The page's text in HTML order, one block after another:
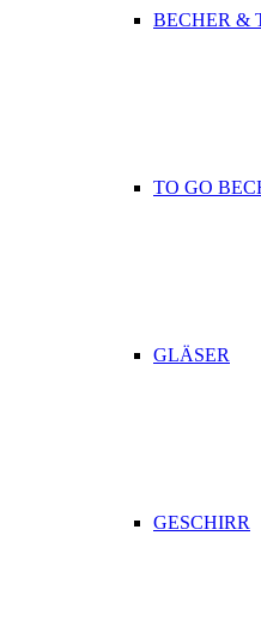
BECHER &
TO GO
GLÄSER
GESCHIRR